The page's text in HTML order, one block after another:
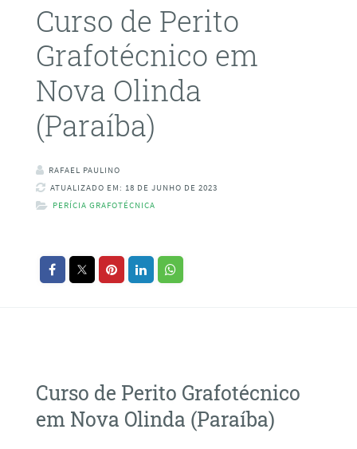
Curso de Perito
Grafotécnico em
Nova Olinda
(Paraíba)
RAFAEL PAULINO
ATUALIZADO EM: 18 DE JUNHO DE 2023
PERÍCIA GRAFOTÉCNICA
Curso de Perito Grafotécnico
em Nova Olinda (Paraíba)